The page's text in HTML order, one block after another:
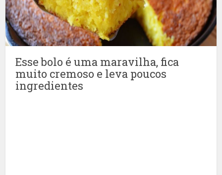
Esse bolo é uma maravilha, fica
muito cremoso e leva poucos
ingredientes